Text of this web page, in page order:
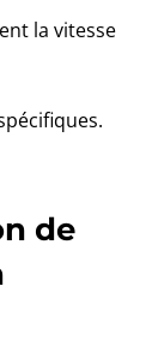
la vitesse
de